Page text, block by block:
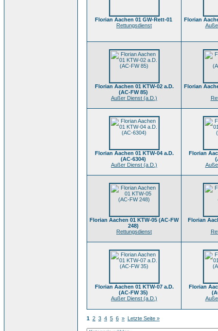
Florian Aachen 01 GW-Rett-01
Rettungsdienst
Florian
Florian Aachen 01 KTW-02 a.D.
(AC-FW 85)
Außer Dienst (a.D.)
Florian
Florian Aachen 01 KTW-04 a.D.
(AC-6304)
Außer Dienst (a.D.)
Florian
Florian Aachen 01 KTW-05 (AC-FW
248)
Rettungsdienst
Florian
Florian Aachen 01 KTW-07 a.D.
(AC-FW 35)
Außer Dienst (a.D.)
Florian
1 2 3 4 5 6 » Letzte Seite »